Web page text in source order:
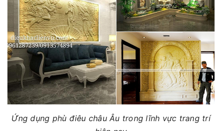
Ứng dụng phù điêu châu Âu trong lĩnh vực trang trí